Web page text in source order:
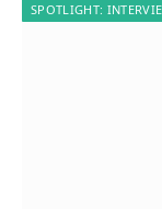
SPOTLIGHT: